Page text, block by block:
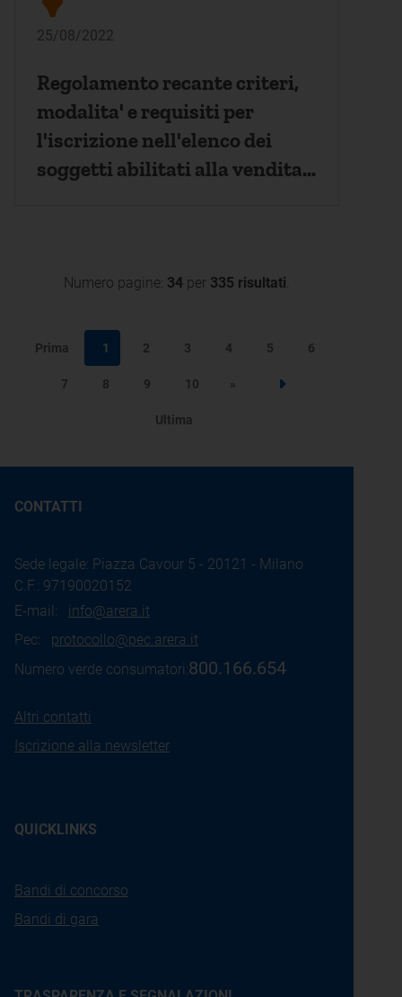
imprese a decorrere
25/08/2022
Regolamento recante criteri,
modalita' e requisiti per
l'iscrizione nell'elenco dei
soggetti abilitati alla vendita
Numero pagine: 34 per 335 risultati.
Prima 1 2 3 4 5 6
7 8 9 10 »
Step successivo
Ultima
CONTATTI
Sede legale: Piazza Cavour 5 - 20121 - Milano
C.F.: 97190020152
E-mail: info@arera.it
Pec: protocollo@pec.arera.it
Numero verde consumatori:800.166.654
Altri contatti
Iscrizione alla newsletter
QUICKLINKS
Bandi di concorso
Bandi di gara